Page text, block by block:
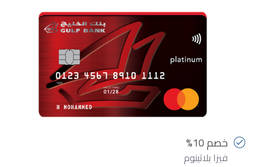
خصم 10%
فيزا بلاتينوم